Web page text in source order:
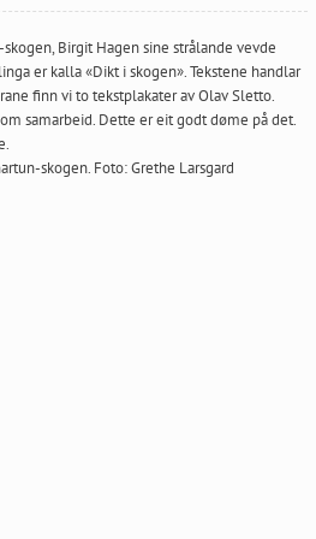
Birgit Hagen sine strålande vevde
er kalla «Dikt i skogen». Tekstene handlar
finn vi to tekstplakater av Olav Sletto.
samarbeid. Dette er eit godt døme på det.
skogen. Foto: Grethe Larsgard